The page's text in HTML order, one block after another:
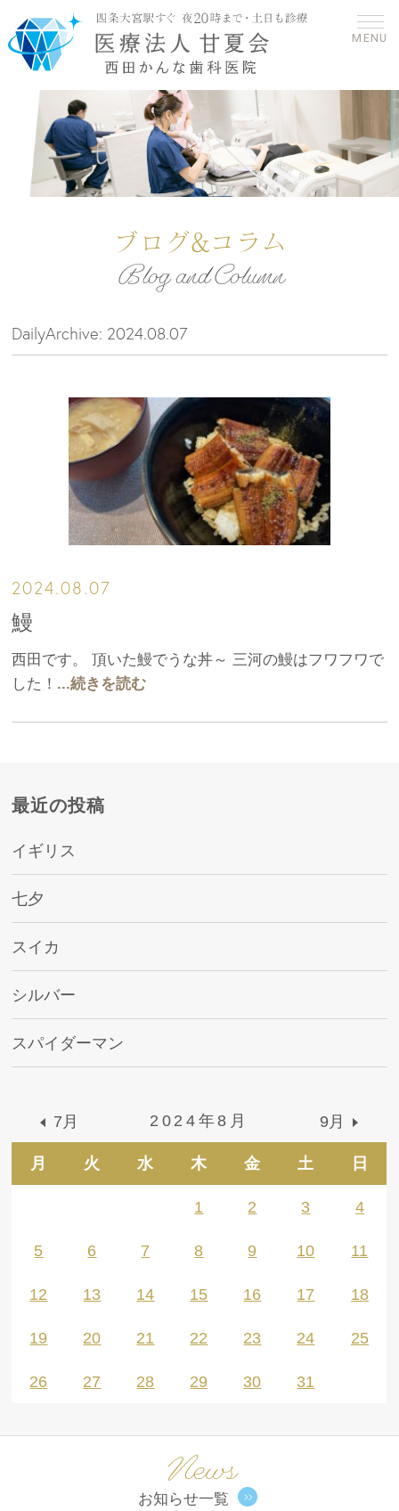
MENU
ブログ&コラム
Blog and Column
DailyArchive: 2024.08.07
2024.08.07
鰻
西田です。 頂いた鰻でうな丼～ 三河の鰻はフワフワで
した！ ...続きを読む
最近の投稿
イギリス
七夕
スイカ
シルバー
スパイダーマン
2024年8月
月 火 水 木 金 土 日
7月 9月
1 2 3 4
5 6 7 8 9 10 11
12 13 14 15 16 17 18
19 20 21 22 23 24 25
26 27 28 29 30 31
News
お知らせ一覧